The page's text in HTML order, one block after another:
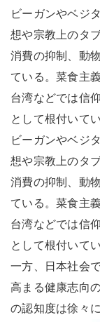
ビーガンやベジ
想や宗教上のタ
消費の抑制、動
ている。菜食主
台湾などでは信
として根付いてい
ビーガンやベジ
想や宗教上のタ
消費の抑制、動
ている。菜食主
台湾などでは信
として根付いてい
一方、日本社会
高まる健康志向
の認知度は徐々